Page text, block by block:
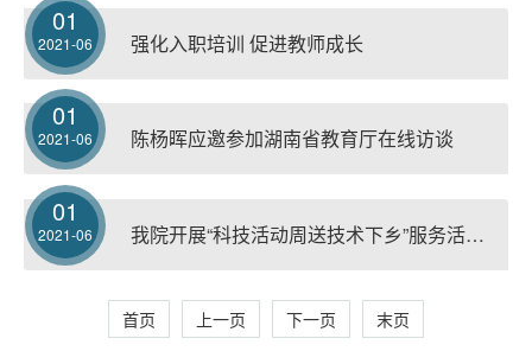
01
2021-06 强化入职培训 促进教师成长
01
2021-06 陈杨晖应邀参加湖南省教育厅在线访谈
01
2021-06 我院开展“科技活动周送技术下乡”服务活动暨“职业教育活动周”
首页 上一页 下一页 末页